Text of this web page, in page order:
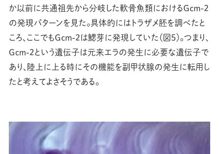
か以前に共通祖先から分岐した軟骨魚類におけるGcm-2
の発現パターンを見た。具体的にはトラザメ胚を調べたと
ころ、ここでもGcm-2は鰓芽に発現していた（図5）。つまり、
Gcm-2という遺伝子は元来エラの発生に必要な遺伝子で
あり、陸上に上る時にその機能を副甲状腺の発生に転用し
たと考えてよさそうである。